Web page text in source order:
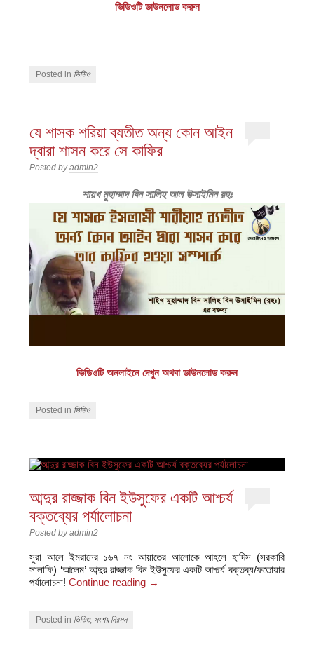
ভিডিওটি ডাউনলোড করুন
Posted in ভিডিও
যে শাসক শরিয়া ব্যতীত অন্য কোন আইন
দ্বারা শাসন করে সে কাফির
Posted byadmin2
শায়খ মুহাম্মাদ বিন সালিহ আল উসাইমিন রহঃ
ভিডিওটি অনলাইনে দেখুন অথবা ডাউনলোড করুন
Posted in ভিডিও
আব্দুর রাজ্জাক বিন ইউসুফের একটি আশ্চর্য
বক্তব্যের পর্যালোচনা
Posted byadmin2
সুরা আলে ইমরানের ১৬৭ নং আয়াতের আলোকে আহলে হাদিস (সরকারি
সালাফি) ‘আলেম’ আব্দুর রাজ্জাক বিন ইউসুফের একটি আশ্চর্য বক্তব্য/ফতোয়ার
পর্যালোচনা!Continue reading →
Posted in ভিডিও, সংশয় নিরসন